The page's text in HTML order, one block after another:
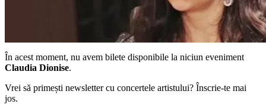
În acest moment, nu avem bilete disponibile la niciun eveniment
Claudia Dionise.
Vrei să primești newsletter cu concertele artistului? Înscrie-te mai
jos.